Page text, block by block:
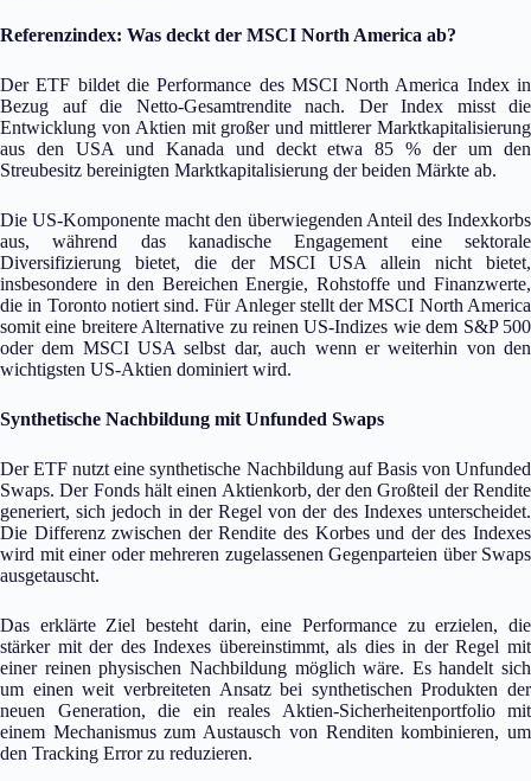
Referenzindex: Was deckt der MSCI North America ab?
Der ETF bildet die Performance des MSCI North America Index in
Bezug auf die Netto-Gesamtrendite nach. Der Index misst die
Entwicklung von Aktien mit großer und mittlerer Marktkapitalisierung
aus den USA und Kanada und deckt etwa 85 % der um den
Streubesitz bereinigten Marktkapitalisierung der beiden Märkte ab.
Die US-Komponente macht den überwiegenden Anteil des Indexkorbs
aus, während das kanadische Engagement eine sektorale
Diversifizierung bietet, die der MSCI USA allein nicht bietet,
insbesondere in den Bereichen Energie, Rohstoffe und Finanzwerte,
die in Toronto notiert sind. Für Anleger stellt der MSCI North America
somit eine breitere Alternative zu reinen US-Indizes wie dem S&P 500
oder dem MSCI USA selbst dar, auch wenn er weiterhin von den
wichtigsten US-Aktien dominiert wird.
Synthetische Nachbildung mit Unfunded Swaps
Der ETF nutzt eine synthetische Nachbildung auf Basis von Unfunded
Swaps. Der Fonds hält einen Aktienkorb, der den Großteil der Rendite
generiert, sich jedoch in der Regel von der des Indexes unterscheidet.
Die Differenz zwischen der Rendite des Korbes und der des Indexes
wird mit einer oder mehreren zugelassenen Gegenparteien über Swaps
ausgetauscht.
Das erklärte Ziel besteht darin, eine Performance zu erzielen, die
stärker mit der des Indexes übereinstimmt, als dies in der Regel mit
einer reinen physischen Nachbildung möglich wäre. Es handelt sich
um einen weit verbreiteten Ansatz bei synthetischen Produkten der
neuen Generation, die ein reales Aktien-Sicherheitenportfolio mit
einem Mechanismus zum Austausch von Renditen kombinieren, um
den Tracking Error zu reduzieren.